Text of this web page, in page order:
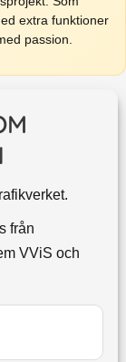
extra funktioner
passion.
från
VViS och